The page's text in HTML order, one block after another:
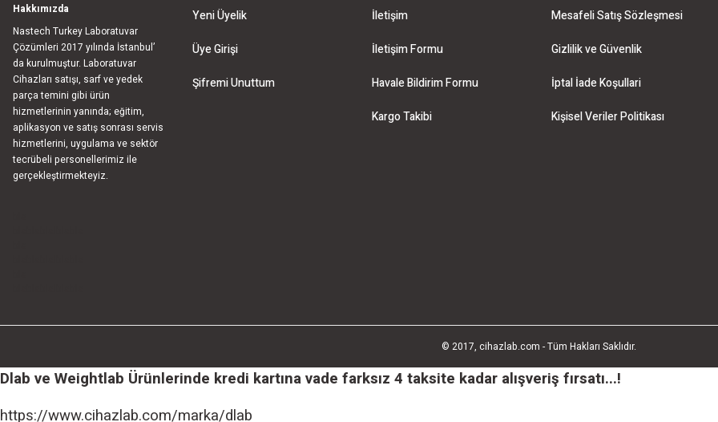
Hakkımızda
Nastech Turkey Laboratuvar
Çözümleri 2017 yılında İstanbul’
da kurulmuştur. Laboratuvar
Cihazları satışı, sarf ve yedek
parça temini gibi ürün
hizmetlerinin yanında; eğitim,
aplikasyon ve satış sonrası servis
hizmetlerini, uygulama ve sektör
tecrübeli personellerimiz ile
gerçekleştirmekteyiz.
Yeni Üyelik
Üye Girişi
Şifremi Unuttum
İletişim
İletişim Formu
Havale Bildirim Formu
Kargo Takibi
Mesafeli Satış Sözleşmesi
Gizlilik ve Güvenlik
İptal İade Koşullari
Kişisel Veriler Politikası
© 2017, cihazlab.com - Tüm Hakları Saklıdır.
Dlab ve Weightlab Ürünlerinde kredi kartına vade farksız 4 taksite kadar alışveriş fırsatı...!
https://www.cihazlab.com/marka/dlab